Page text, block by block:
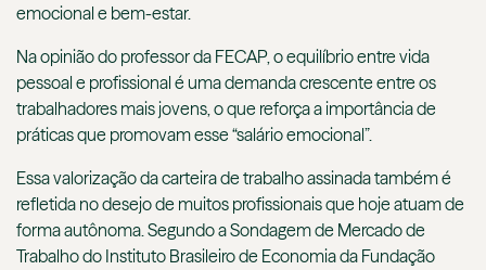
emocional e bem-estar.
Na opinião do professor da FECAP, o equilíbrio entre vida
pessoal e profissional é uma demanda crescente entre os
trabalhadores mais jovens, o que reforça a importância de
práticas que promovam esse “salário emocional”.
Essa valorização da carteira de trabalho assinada também é
refletida no desejo de muitos profissionais que hoje atuam de
forma autônoma. Segundo a Sondagem de Mercado de
Trabalho do Instituto Brasileiro de Economia da Fundação